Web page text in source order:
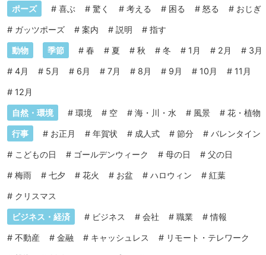
ポーズ # 喜ぶ # 驚く # 考える # 困る # 怒る # おじぎ
# ガッツポーズ # 案内 # 説明 # 指す
動物 季節 # 春 # 夏 # 秋 # 冬 # 1月 # 2月 # 3月
# 4月 # 5月 # 6月 # 7月 # 8月 # 9月 # 10月 # 11月
# 12月
自然・環境 # 環境 # 空 # 海・川・水 # 風景 # 花・植物
行事 # お正月 # 年賀状 # 成人式 # 節分 # バレンタイン
# こどもの日 # ゴールデンウィーク # 母の日 # 父の日
# 梅雨 # 七夕 # 花火 # お盆 # ハロウィン # 紅葉
# クリスマス
ビジネス・経済 # ビジネス # 会社 # 職業 #情報
# 不動産 # 金融 # キャッシュレス # リモート・テレワーク